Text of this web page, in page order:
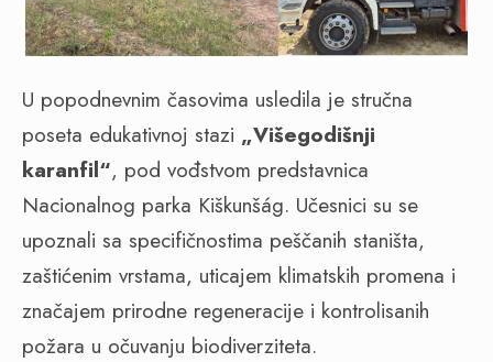
U popodnevnim časovima usledila je stručna
poseta edukativnoj stazi „Višegodišnji
karanfil“, pod vođstvom predstavnica
Nacionalnog parka Kiškunšág. Učesnici su se
upoznali sa specifičnostima peščanih staništa,
zaštićenim vrstama, uticajem klimatskih promena i
značajem prirodne regeneracije i kontrolisanih
požara u očuvanju biodiverziteta.